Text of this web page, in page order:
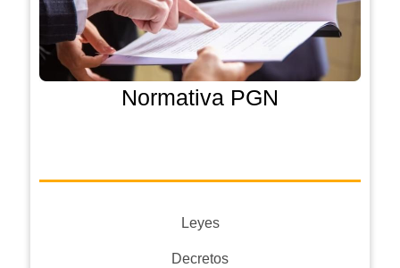
Normativa PGN
Leyes
Decretos